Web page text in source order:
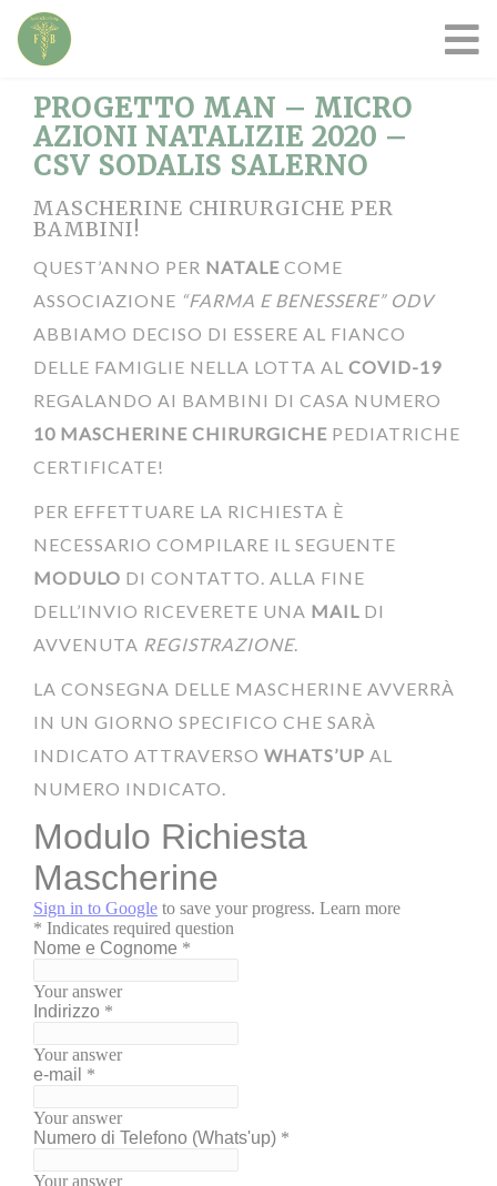
PROGETTO MAN – MICRO
AZIONI NATALIZIE 2020 –
CSV SODALIS SALERNO
MASCHERINE CHIRURGICHE PER
BAMBINI!
QUEST’ANNO PER NATALE COME
ASSOCIAZIONE “FARMA E BENESSERE” ODV
ABBIAMO DECISO DI ESSERE AL FIANCO
DELLE FAMIGLIE NELLA LOTTA AL COVID-19
REGALANDO AI BAMBINI DI CASA NUMERO
10 MASCHERINE CHIRURGICHE PEDIATRICHE
CERTIFICATE!
PER EFFETTUARE LA RICHIESTA È
NECESSARIO COMPILARE IL SEGUENTE
MODULO DI CONTATTO. ALLA FINE
DELL’INVIO RICEVERETE UNA MAIL DI
AVVENUTA REGISTRAZIONE.
LA CONSEGNA DELLE MASCHERINE AVVERRÀ
IN UN GIORNO SPECIFICO CHE SARÀ
INDICATO ATTRAVERSO WHATS’UP AL
NUMERO INDICATO.